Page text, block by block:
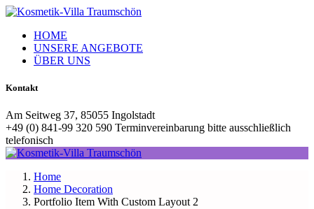
HOME
UNSERE ANGEBOTE
ÜBER UNS
Kontakt
Am Seitweg 37, 85055 Ingolstadt
+49 (0) 841-99 320 590 Terminvereinbarung bitte ausschließlich
telefonisch
Home
Home Decoration
Portfolio Item With Custom Layout 2